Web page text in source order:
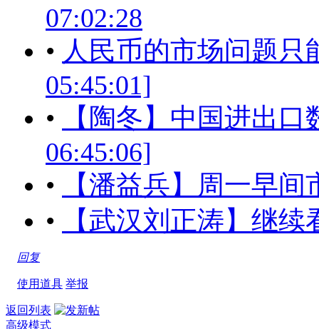
07:02:28
• 人民币的市场问题只
05:45:01]
•
【陶冬】中国进出
06:45:06]
•
【潘益兵】周一早间
•
【武汉刘正涛】继续
回复
使用道具 举报
返回列表
高级模式